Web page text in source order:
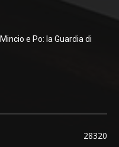
e Po: la Guardia di
28320